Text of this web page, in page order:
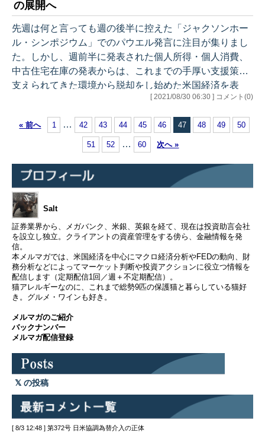
1月に行われるFOMC、およびそこで発表される金融政策
を占ううえでも、大変重要なポイントが目白押しです。
それでは、今週のアウトラインです。 ●先週のマーケッ
ト ・相場雑感 ●先週の米国経済…
の展開へ
先週は何と言っても週の後半に控えた「ジャクソンホー
ル・シンポジウム」でのパウエル発言に注目が集りまし
た。しかし、週前半に発表された個人所得・個人消費、
中古住宅在庫の発表からは、これまでの手厚い支援策に
支えられてきた環境から脱却をし始めた米国経済を表
す、興味深いデータが見えてきます。 それでは、今週の
喚起は道半ば ●先週の米国経済統計（結果） ●経済統計
分析 １. 個人所得・消費支出 7月 ・個人所得は大
増加はインフレの仕業 ・所得も消費も伸びたけれど
２. 中古住宅 …
[ 2021/08/30 06:30 ] コメント(0)
« 前へ 1 … 42 43 44 45 46 47 48 49 50
51 52 … 60 次へ »
Salt
証券業界から、メガバンク、米銀、英銀を経て、現在は投資助言会社
を設立し独立。クライアントの資産管理をする傍ら、金融情報を発
信。
本メルマガでは、米国経済を中心にマクロ経済分析やFEDの動向、財
務分析などによってマーケット判断や投資アクションに役立つ情報を
配信します（定期配信1回／週＋不定期配信）。
猫アレルギーなのに、これまで総勢9匹の保護猫と暮らしている猫好
き。グルメ・ワインも好き。
メルマガのご紹介
バックナンバー
メルマガ配信登録
の投稿
[ 8/3 12:48 ] 第372号 日米協調為替介入の正体